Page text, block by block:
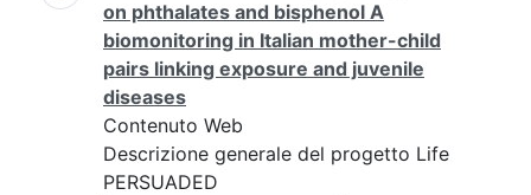
on phthalates and bisphenol A
biomonitoring in Italian mother-child
pairs linking exposure and juvenile
diseases
Contenuto Web
Descrizione generale del progetto Life
PERSUADED